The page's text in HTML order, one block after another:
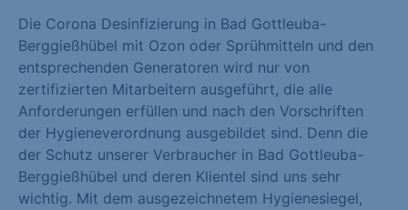
Die Corona Desinfizierung in Bad Gottleuba-
Berggießhübel mit Ozon oder Sprühmitteln und den
entsprechenden Generatoren wird nur von
zertifizierten Mitarbeitern ausgeführt, die alle
Anforderungen erfüllen und nach den Vorschriften
der Hygieneverordnung ausgebildet sind. Denn die
der Schutz unserer Verbraucher in Bad Gottleuba-
Berggießhübel und deren Klientel sind uns sehr
wichtig. Mit dem ausgezeichnetem Hygienesiegel,